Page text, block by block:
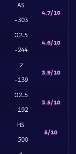
AS
-303
4.7/10
O2.5
-244
4.6/10
2
-139
3.9/10
O2.5
-192
3.5/10
HS
-500
5/10